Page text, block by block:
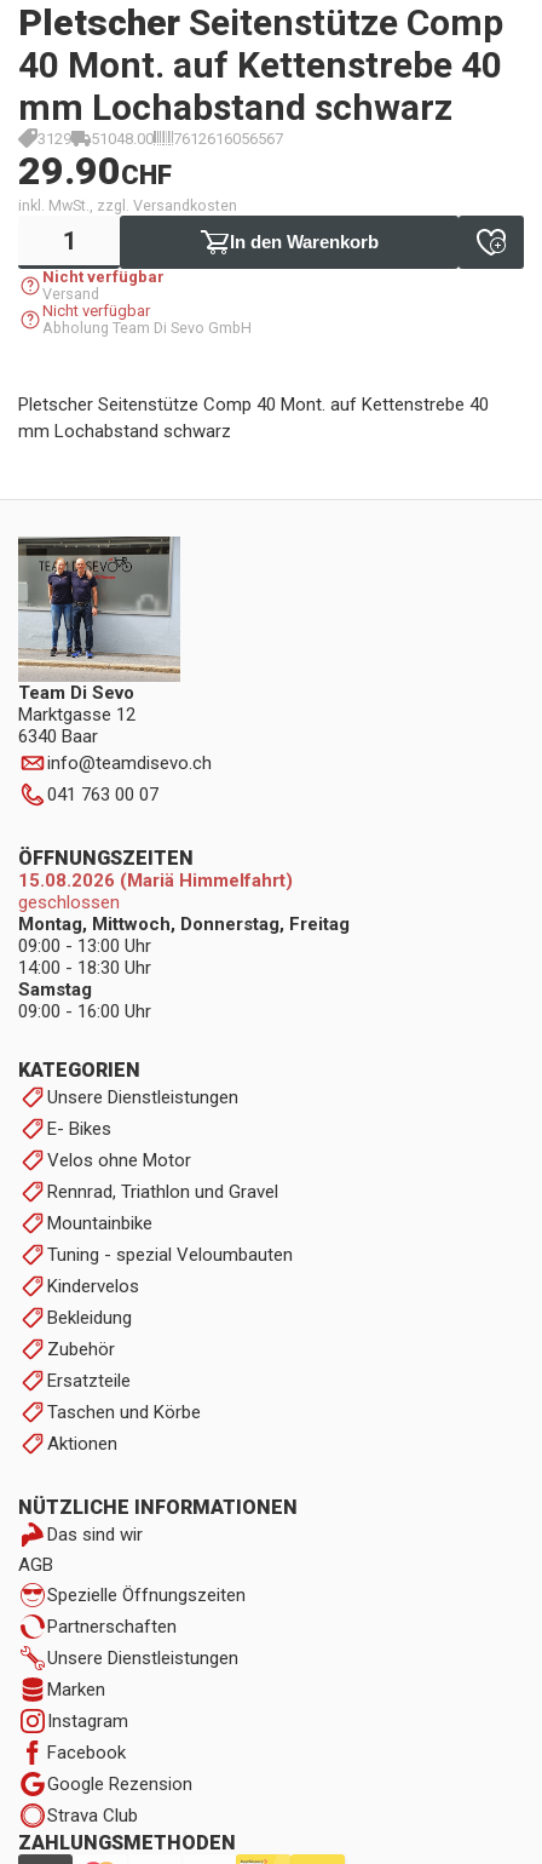
Pletscher Seitenstütze Comp
40 Mont. auf Kettenstrebe 40
mm Lochabstand schwarz
3129 51048.00 7612616056567
29.90CHF
inkl. MwSt., zzgl. Versandkosten
In den Warenkorb
Nicht verfügbar
Versand
Nicht verfügbar
Abholung Team Di Sevo GmbH
Pletscher Seitenstütze Comp 40 Mont. auf Kettenstrebe 40
mm Lochabstand schwarz
Team Di Sevo
Marktgasse 12
6340 Baar
info@teamdisevo.ch
041 763 00 07
KATEGORIEN
Unsere Dienstleistungen
E- Bikes
Velos ohne Motor
Rennrad, Triathlon und Gravel
Mountainbike
Tuning - spezial Veloumbauten
Kindervelos
Bekleidung
Zubehör
Ersatzteile
Taschen und Körbe
Aktionen
NÜTZLICHE INFORMATIONEN
Das sind wir
AGB
Spezielle Öffnungszeiten
Partnerschaften
Unsere Dienstleistungen
Marken
Instagram
Facebook
Google Rezension
Strava Club
ZAHLUNGSMETHODEN
ÖFFNUNGSZEITEN
15.08.2026 (Mariä Himmelfahrt)
geschlossen
Montag, Mittwoch, Donnerstag, Freitag
09:00 - 13:00 Uhr
14:00 - 18:30 Uhr
Samstag
09:00 - 16:00 Uhr